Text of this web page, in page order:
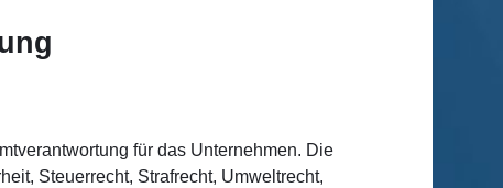
für das Unternehmen. Die
Steuerrecht, Strafrecht, Umweltrecht,